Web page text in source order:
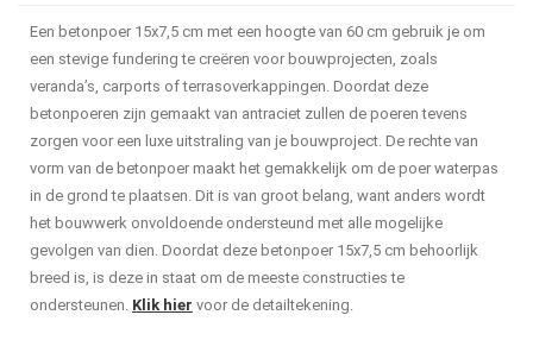
Een betonpoer 15x7,5 cm met een hoogte van 60 cm gebruik je om
een stevige fundering te creëren voor bouwprojecten, zoals
veranda’s, carports of terrasoverkappingen. Doordat deze
betonpoeren zijn gemaakt van antraciet zullen de poeren tevens
zorgen voor een luxe uitstraling van je bouwproject. De rechte van
vorm van de betonpoer maakt het gemakkelijk om de poer waterpas
in de grond te plaatsen. Dit is van groot belang, want anders wordt
het bouwwerk onvoldoende ondersteund met alle mogelijke
gevolgen van dien. Doordat deze betonpoer 15x7,5 cm behoorlijk
breed is, is deze in staat om de meeste constructies te
ondersteunen. Klik hier voor de detailtekening.